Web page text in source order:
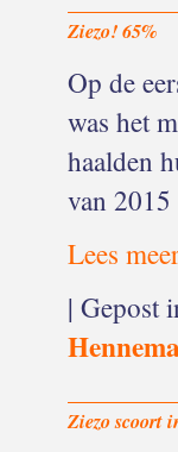
Ziezo! 65%
Op de
was het
haalden
van
Lees
| Gepost
Ziezo scoort